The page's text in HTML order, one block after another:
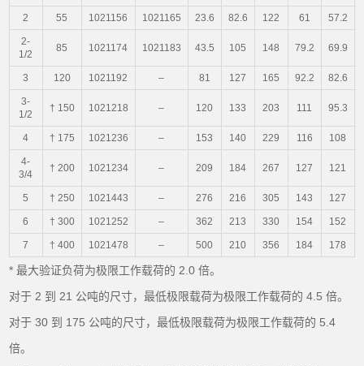
2 55 1021156 1021165 23.6 82.6 122 61 57.2
2-
1/2
85 1021174 1021183 43.5 105 148 79.2 69.9
3 120 1021192 – 81 127 165 92.2 82.6
3-
1/2
† 150 1021218 – 120 133 203 111 95.3
4 † 175 1021236 – 153 140 229 116 108
4-
3/4
† 200 1021234 – 209 184 267 127 121
5 † 250 1021443 – 276 216 305 143 127
6 † 300 1021252 – 362 213 330 154 152
7 † 400 1021478 – 500 210 356 184 178
* 最大验证负荷为极限工作载荷的 2.0 倍。
对于 2 到 21 公吨的尺寸，最低极限载荷为极限工作载荷的 4.5 倍。
对于 30 到 175 公吨的尺寸，最低极限载荷为极限工作载荷的 5.4
倍。